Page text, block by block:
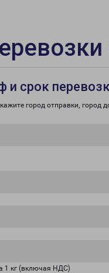
и срок
город отправки, город
1 кг (включая НДС)